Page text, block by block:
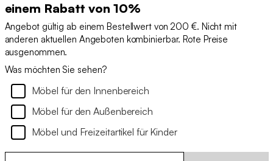
einem Rabatt von 10%
Angebot gültig ab einem Bestellwert von 200 €. Nicht mit
anderen aktuellen Angeboten kombinierbar. Rote Preise
ausgenommen.
Was möchten Sie sehen?
Möbel für den Innenbereich
Möbel für den Außenbereich
Möbel und Freizeitartikel für Kinder